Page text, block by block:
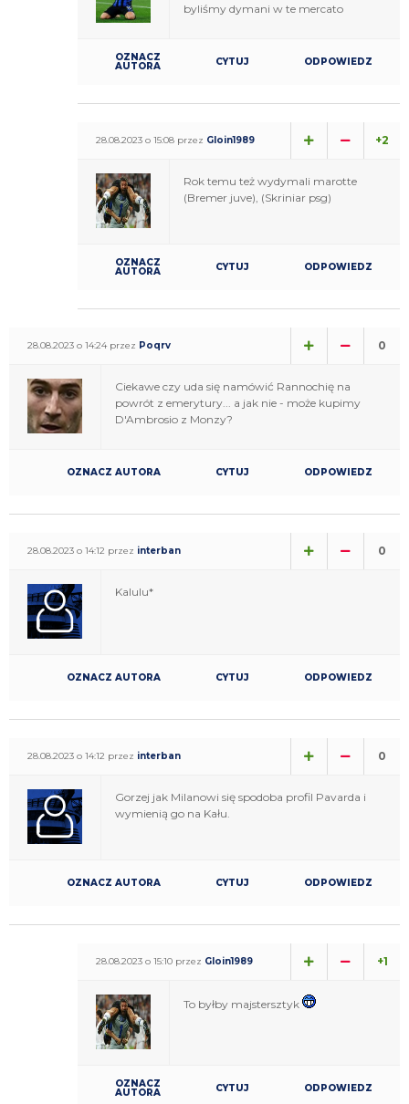
byliśmy dymani w te mercato
OZNACZ
AUTORA CYTUJ ODPOWIEDZ
28.08.2023 o 15:08 przez Gloin1989 +2
Rok temu też wydymali marotte
(Bremer juve), (Skriniar psg)
OZNACZ
AUTORA CYTUJ ODPOWIEDZ
28.08.2023 o 14:24 przez Poqrv 0
Ciekawe czy uda się namówić Rannochię na
powrót z emerytury... a jak nie - może kupimy
D'Ambrosio z Monzy?
OZNACZ AUTORA CYTUJ ODPOWIEDZ
28.08.2023 o 14:12 przez interban 0
Kalulu*
OZNACZ AUTORA CYTUJ ODPOWIEDZ
28.08.2023 o 14:12 przez interban 0
Gorzej jak Milanowi się spodoba profil Pavarda i
wymienią go na Kału.
OZNACZ AUTORA CYTUJ ODPOWIEDZ
28.08.2023 o 15:10 przez Gloin1989 +1
To byłby majstersztyk
OZNACZ
AUTORA CYTUJ ODPOWIEDZ